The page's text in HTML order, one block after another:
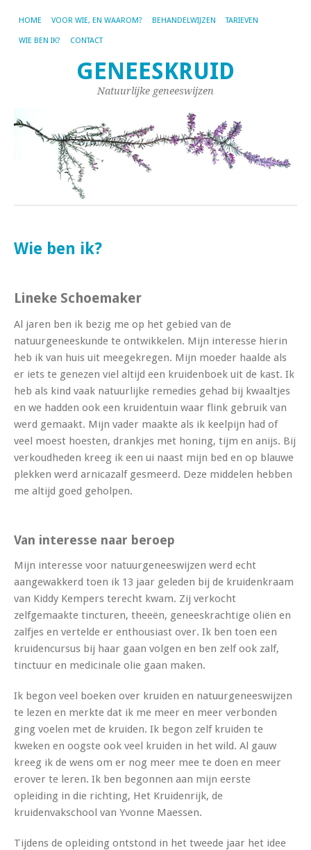
HOME VOOR WIE, EN WAAROM? BEHANDELWIJZEN TARIEVEN
WIE BEN IK? CONTACT
GENEESKRUID
Natuurlijke geneeswijzen
Wie ben ik?
Lineke Schoemaker
Al jaren ben ik bezig me op het gebied van de
natuurgeneeskunde te ontwikkelen. Mijn interesse hierin
heb ik van huis uit meegekregen. Mijn moeder haalde als
er iets te genezen viel altijd een kruidenboek uit de kast. Ik
heb als kind vaak natuurlijke remedies gehad bij kwaaltjes
en we hadden ook een kruidentuin waar flink gebruik van
werd gemaakt. Mijn vader maakte als ik keelpijn had of
veel moest hoesten, drankjes met honing, tijm en anijs. Bij
verkoudheden kreeg ik een ui naast mijn bed en op blauwe
plekken werd arnicazalf gesmeerd. Deze middelen hebben
me altijd goed geholpen.
Van interesse naar beroep
Mijn interesse voor natuurgeneeswijzen werd echt
aangewakkerd toen ik 13 jaar geleden bij de kruidenkraam
van Kiddy Kempers terecht kwam. Zij verkocht
zelfgemaakte tincturen, theeën, geneeskrachtige oliën en
zalfjes en vertelde er enthousiast over. Ik ben toen een
kruidencursus bij haar gaan volgen en ben zelf ook zalf,
tinctuur en medicinale olie gaan maken.
Ik begon veel boeken over kruiden en natuurgeneeswijzen
te lezen en merkte dat ik me meer en meer verbonden
ging voelen met de kruiden. Ik begon zelf kruiden te
kweken en oogste ook veel kruiden in het wild. Al gauw
kreeg ik de wens om er nog meer mee te doen en meer
erover te leren. Ik ben begonnen aan mijn eerste
opleiding in die richting, Het Kruidenrijk, de
kruidenvakschool van Yvonne Maessen.
Tijdens de opleiding ontstond in het tweede jaar het idee